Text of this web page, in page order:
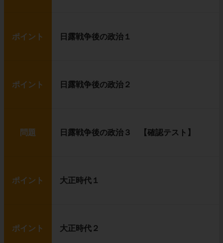
ポイント 日露戦争後の政治１
ポイント 日露戦争後の政治２
問題 日露戦争後の政治３ 【確認テスト】
ポイント 大正時代１
ポイント 大正時代２